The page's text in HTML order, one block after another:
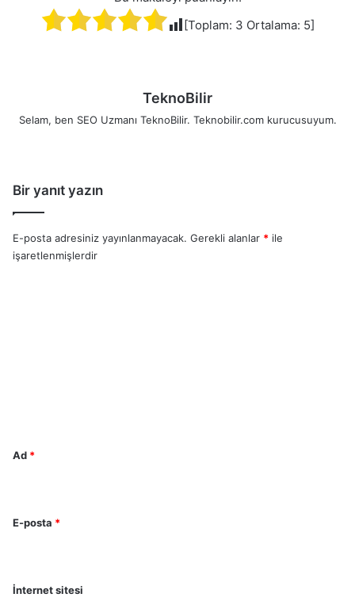
[Toplam: 3 Ortalama: 5]
TeknoBilir
Selam, ben SEO Uzmanı TeknoBilir. Teknobilir.com kurucusuyum.
Bir yanıt yazın
E-posta adresiniz yayınlanmayacak. Gerekli alanlar * ile
işaretlenmişlerdir
Ad *
E-posta *
İnternet sitesi